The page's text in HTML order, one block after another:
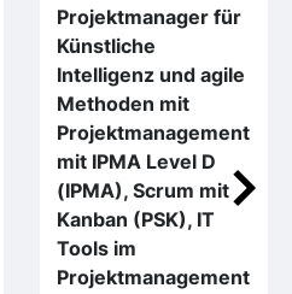
Projektmanager für
Künstliche
Intelligenz und agile
Methoden mit
Projektmanagement
mit IPMA Level D
(IPMA), Scrum mit
Kanban (PSK), IT
Tools im
Projektmanagement